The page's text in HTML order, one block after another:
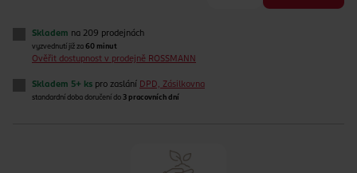
Skladem na 209 prodejnách
vyzvednutí již za 60 minut
Ověřit dostupnost v prodejně ROSSMANN
Skladem 5+ ks pro zaslání DPD, Zásilkovna
standardní doba doručení do 3 pracovních dní